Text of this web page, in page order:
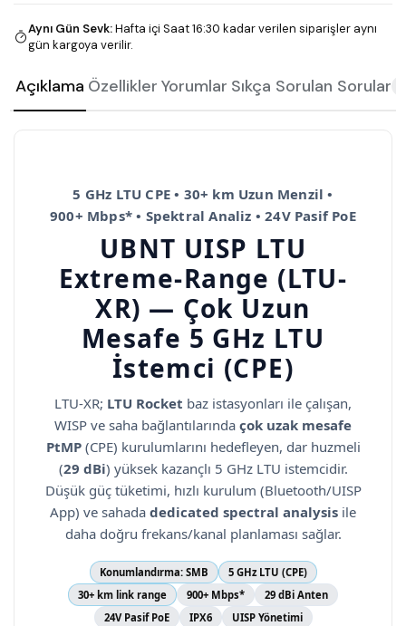
Aynı Gün Sevk:Hafta içi Saat 16:30 kadar verilen siparişler aynı
gün kargoya verilir.
Açıklama Özellikler Yorumlar Sıkça Sorulan Sorular
5 GHz LTU CPE • 30+ km Uzun Menzil •
900+ Mbps* • Spektral Analiz • 24V Pasif PoE
UBNT UISP LTU
Extreme-Range (LTU-
XR) — Çok Uzun
Mesafe 5 GHz LTU
İstemci (CPE)
LTU-XR; LTU Rocket baz istasyonları ile çalışan,
WISP ve saha bağlantılarında çok uzak mesafe
PtMP(CPE) kurulumlarını hedefleyen, dar huzmeli
(29 dBi) yüksek kazançlı 5 GHz LTU istemcidir.
Düşük güç tüketimi, hızlı kurulum (Bluetooth/UISP
App) ve sahada dedicated spectral analysis ile
daha doğru frekans/kanal planlaması sağlar.
Konumlandırma: SMB
5 GHz LTU (CPE)
30+ km link range
900+ Mbps*
29 dBi Anten
24V Pasif PoE
IPX6 UISP Yönetimi